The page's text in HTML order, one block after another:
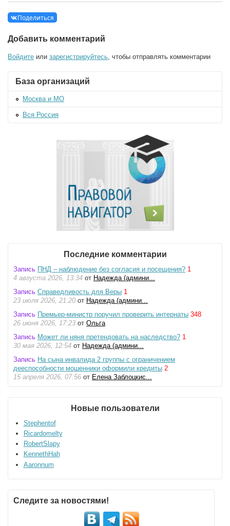
Поделиться
Добавить комментарий
Войдите или зарегистрируйтесь , чтобы отправлять комментарии
База организаций
Москва и МО
Вся Россия
Последние комментарии
Запись ПНД – наблюдение без согласия и посещения? 1
4 августа 2026, 13:34 от Надежда (админи...
Запись Справедливость для Веры 1
23 июля 2026, 21:20 от Надежда (админи...
Запись Премьер-министр поручил проверить интернаты 348
26 июня 2026, 17:23 от Ольга
Запись Может ли няня претендовать на наследство? 1
30 мая 2026, 12:54 от Надежда (админи...
Запись На сына инвалида 2 группы с ограничением
дееспособности мошенники оформили кредиты 2
15 апреля 2026, 07:56 от Елена Заблоцкис...
Новые пользователи
Stephentof
Ricardomelty
RobertSlapy
KennethHah
Aaronnum
Следите за новостями!